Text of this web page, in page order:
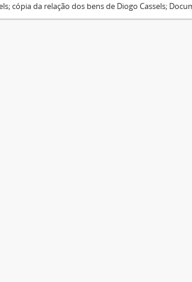
cópia da relação dos bens de Diogo Cassels;